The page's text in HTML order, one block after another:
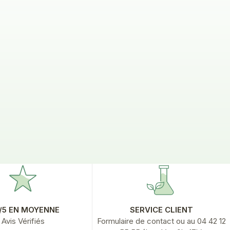
EN MOYENNE
Avis Vérifiés
SERVICE CLIENT
Formulaire de contactou au 04 42 12